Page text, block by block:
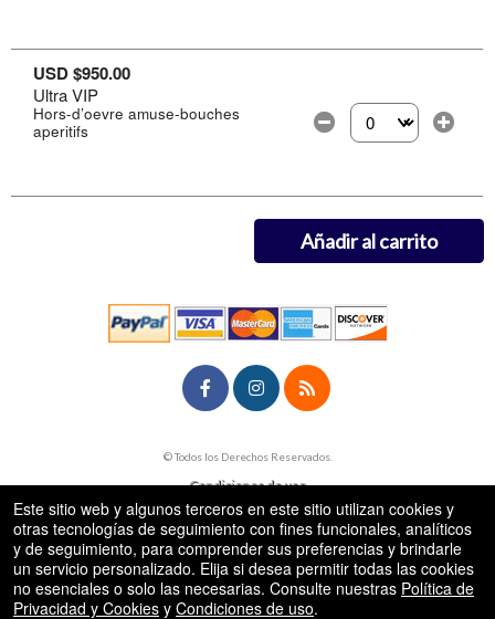
USD $950.00
Ultra VIP
Hors-d’oevre amuse-bouches
aperitifs
Selecciona la
Añadir al carrito
© Todos los Derechos Reservados.
Condiciones de uso
Este sitio web y algunos terceros en este sitio utilizan cookies y
otras tecnologías de seguimiento con fines funcionales, analíticos
y de seguimiento, para comprender sus preferencias y brindarle
un servicio personalizado. Elija si desea permitir todas las cookies
no esenciales o solo las necesarias. Consulte nuestras Política de
Privacidad y Cookies y Condiciones de uso.